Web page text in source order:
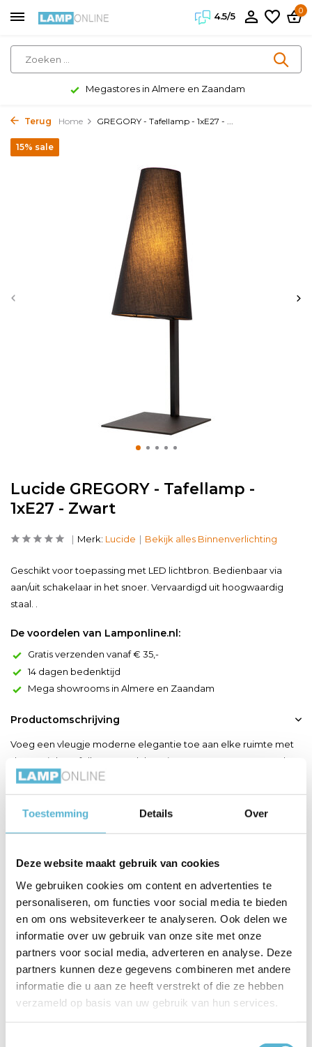
Toestemming Details Over
Deze website maakt gebruik van cookies
We gebruiken cookies om content en advertenties te
personaliseren, om functies voor social media te bieden
en om ons websiteverkeer te analyseren. Ook delen we
informatie over uw gebruik van onze site met onze
partners voor social media, adverteren en analyse. Deze
partners kunnen deze gegevens combineren met andere
informatie die u aan ze heeft verstrekt of die ze hebben
verzameld op basis van uw gebruik van hun services.
4.5/5
0
Megastores in Almere en Zaandam
Terug Home GREGORY - Tafellamp - 1xE27 - ...
Lucide GREGORY - Tafellamp -
1xE27 - Zwart
15% sale
Merk: Lucide Bekijk alles Binnenverlichting
Geschikt voor toepassing met LED lichtbron. Bedienbaar via
aan/uit schakelaar in het snoer. Vervaardigd uit hoogwaardig
staal. .
De voordelen van Lamponline.nl:
Gratis verzenden vanaf € 35,-
14 dagen bedenktijd
Mega showrooms in Almere en Zaandam
Productomschrijving
Voeg een vleugje moderne elegantie toe aan elke ruimte met
deze unieke tafellamp. Maak kennis met Gregory. De neutrale
linnen kap geeft de lamp een natuurlijke en gezellige uitstraling
die het licht zachtjes dempt. De lamp is 56 centimeter hoog en
past door de driehoekige vorm in elk interieur. Gregory is
Productspecificaties
Artikelnummer 30595/81/30
EAN 5411212303141
Leverancier Lucide